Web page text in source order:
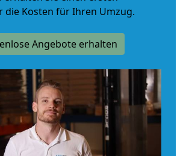
die Kosten für Ihren Umzug.
Angebote erhalten